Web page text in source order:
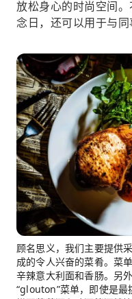
放松身心的时尚空间
念日，还可以用于与同
顾名思义，我们主要提供
成的令人兴奋的菜肴。菜
辛辣意大利面和香肠。另
“glouton”菜单，即使是